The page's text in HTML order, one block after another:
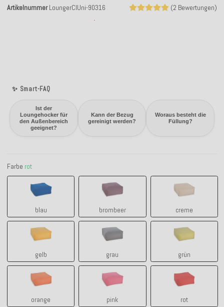
✨ Smart-FAQ
Ist der
Loungehocker für
den Außenbereich
geeignet?
Kann der Bezug
gereinigt werden?
Woraus besteht die
Füllung?
(2 Bewertungen)
Artikelnummer LoungerClUni-90316
Farbe rot
blau
blau
brombeer
brombeer
creme
creme
gelb
gelb
grau
grau
grün
grün
orange
orange
pink
pink
rot
rot